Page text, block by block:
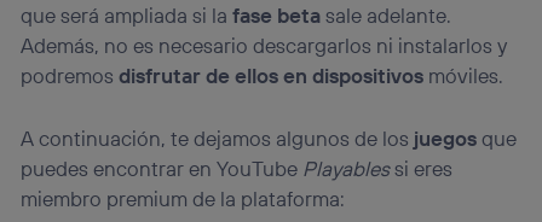
que será ampliada si lafase betasale adelante.
Además, no es necesario descargarlos ni instalarlos y
podremosdisfrutar de ellos en dispositivos móviles.
A continuación, te dejamos algunos de los juegosque
puedes encontrar en YouTube Playablessi eres
miembro premium de la plataforma: